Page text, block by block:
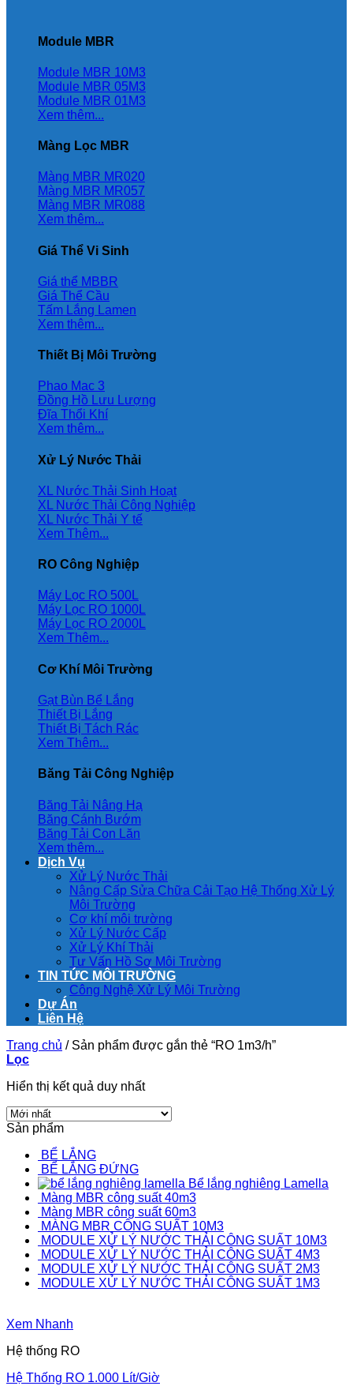
Module MBR
Module MBR 10M3
Module MBR 05M3
Module MBR 01M3
Xem thêm...
Màng Lọc MBR
Màng MBR MR020
Màng MBR MR057
Màng MBR MR088
Xem thêm...
Giá Thể Vi Sinh
Giá thể MBBR
Giá Thể Cầu
Tấm Lắng Lamen
Xem thêm...
Thiết Bị Môi Trường
Phao Mac 3
Đồng Hồ Lưu Lượng
Đĩa Thổi Khí
Xem thêm...
Xử Lý Nước Thải
XL Nước Thải Sinh Hoạt
XL Nước Thải Công Nghiệp
XL Nước Thải Y tế
Xem Thêm...
RO Công Nghiệp
Máy Lọc RO 500L
Máy Lọc RO 1000L
Máy Lọc RO 2000L
Xem Thêm...
Cơ Khí Môi Trường
Gạt Bùn Bể Lắng
Thiết Bị Lắng
Thiết Bị Tách Rác
Xem Thêm...
Băng Tải Công Nghiệp
Băng Tải Nâng Hạ
Băng Cánh Bướm
Băng Tải Con Lăn
Xem thêm...
Dịch Vụ
Xử Lý Nước Thải
Nâng Cấp Sửa Chữa Cải Tạo Hệ Thống Xử Lý
Môi Trường
Cơ khí môi trường
Xử Lý Nước Cấp
Xử Lý Khí Thải
Tư Vấn Hồ Sơ Môi Trường
TIN TỨC MÔI TRƯỜNG
Công Nghệ Xử Lý Môi Trường
Dự Án
Liên Hệ
Trang chủ /Sản phẩm được gắn thẻ “RO 1m3/h”
Lọc
Hiển thị kết quả duy nhất
Sản phẩm
BỂ LẮNG
BỂ LẮNG ĐỨNG
Bể lắng nghiêng Lamella
Màng MBR công suất 40m3
Màng MBR công suất 60m3
MÀNG MBR CÔNG SUẤT 10M3
MODULE XỬ LÝ NƯỚC THẢI CÔNG SUẤT 10M3
MODULE XỬ LÝ NƯỚC THẢI CÔNG SUẤT 4M3
MODULE XỬ LÝ NƯỚC THẢI CÔNG SUẤT 2M3
MODULE XỬ LÝ NƯỚC THẢI CÔNG SUẤT 1M3
Xem Nhanh
Hệ thống RO
Hệ Thống RO 1.000 Lít/Giờ